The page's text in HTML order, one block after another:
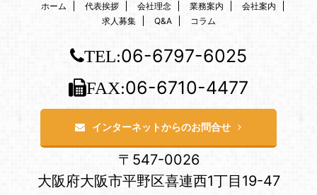
ホーム 代表挨拶 会社理念 業務案内
会社案内
求人募集
Q&A コラム
TEL:06-6797-6025
FAX:06-6710-4477
インターネットからのお問合せ
〒547-0026
大阪府大阪市平野区喜連西1丁目19-47